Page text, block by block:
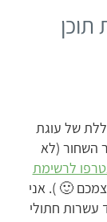
תוכן
של עוגת
השחור (לא
לרשימת
🙂 ). אני
עשרות חתולי